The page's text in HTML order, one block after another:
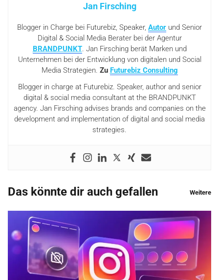
Jan Firsching
Blogger in Charge bei Futurebiz, Speaker, Autor und Senior
Digital & Social Media Berater bei der Agentur
BRANDPUNKT. Jan Firsching berät Marken und
Unternehmen bei der Entwicklung von digitalen und Social
Media Strategien. Zu Futurebiz Consulting
Blogger in charge at Futurebiz. Speaker, author and senior
digital & social media consultant at the BRANDPUNKT
agency. Jan Firsching advises brands and companies on the
development and implementation of digital and social media
strategies.
Das könnte dir auch gefallen Weitere